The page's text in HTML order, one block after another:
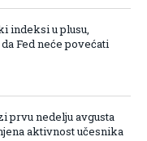
indeksi u plusu,
Fed neće povećati
prvu nedelju avgusta
aktivnost učesnika